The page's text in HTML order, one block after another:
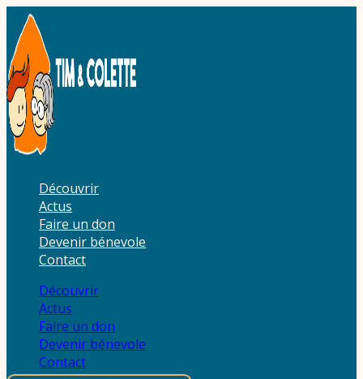
Aller
au
contenu
Découvrir
Actus
Faire un don
Devenir bénevole
Contact
Découvrir
Actus
Faire un don
Devenir bénevole
Contact